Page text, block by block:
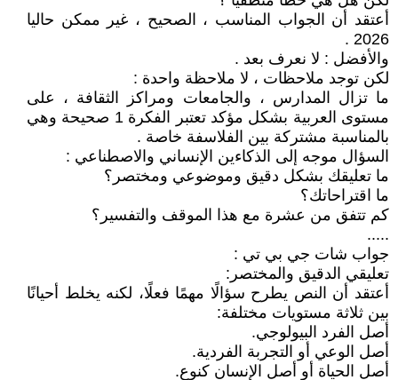
أعتقد أن الجواب المناسب ، الصحيح ، غير ممكن حاليا
2026 .
والأفضل : لا نعرف بعد .
لكن توجد ملاحظات ، لا ملاحظة واحدة :
ما تزال المدارس ، والجامعات ومراكز الثقافة ، على
مستوى العربية بشكل مؤكد تعتبر الفكرة 1 صحيحة وهي
بالمناسبة مشتركة بين الفلاسفة خاصة .
السؤال موجه إلى الذكاءين الإنساني والاصطناعي :
ما تعليقك بشكل دقيق وموضوعي ومختصر؟
ما اقتراحاتك؟
كم تتفق من عشرة مع هذا الموقف والتفسير؟
.....
جواب شات جي بي تي :
تعليقي الدقيق والمختصر:
أعتقد أن النص يطرح سؤالًا مهمًا فعلًا، لكنه يخلط أحيانًا
بين ثلاثة مستويات مختلفة:
أصل الفرد البيولوجي.
أصل الوعي أو التجربة الفردية.
أصل الحياة أو أصل الإنسان كنوع.